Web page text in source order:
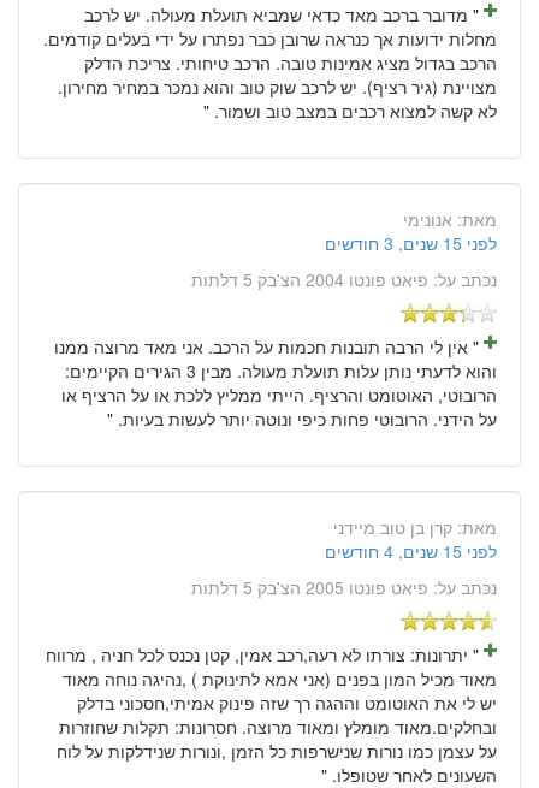
" מדובר ברכב מאד כדאי שמביא תועלת מעולה. יש לרכב
מחלות ידועות אך כנראה שרובן כבר נפתרו על ידי בעלים קודמים.
הרכב בגדול מציג אמינות טובה. הרכב טיחותי. צריכת הדלק
מצויינת (גיר רציף). יש לרכב שוק טוב והוא נמכר במחיר מחירון.
לא קשה למצוא רכבים במצב טוב ושמור. "
מאת: אנונימי
לפני 15 שנים, 3 חודשים
נכתב על: פיאט פונטו 2004 הצ'בק 5 דלתות
" אין לי הרבה תובנות חכמות על הרכב. אני מאד מרוצה ממנו
והוא לדעתי נותן עלות תועלת מעולה. מבין 3 הגירים הקיימים:
הרובוטי, האוטומט והרציף. הייתי ממליץ ללכת או על הרציף או
על הידני. הרובוטי פחות כיפי ונוטה יותר לעשות בעיות. "
מאת: קרן בן טוב מיידני
לפני 15 שנים, 4 חודשים
נכתב על: פיאט פונטו 2005 הצ'בק 5 דלתות
" יתרונות: צורתו לא רעה,רכב אמין, קטן נכנס לכל חניה , מרווח
מאוד מכיל המון בפנים (אני אמא לתינוקת ) ,נהיגה נוחה מאוד
יש לי את האוטומט וההגה רך שזה פינוק אמיתי,חסכוני בדלק
ובחלקים.מאוד מומלץ ומאוד מרוצה. חסרונות: תקלות שחוזרות
על עצמן כמו נורות שנישרפות כל הזמן ,ונורות שנידלקות על לוח
השעונים לאחר שטופלו. "